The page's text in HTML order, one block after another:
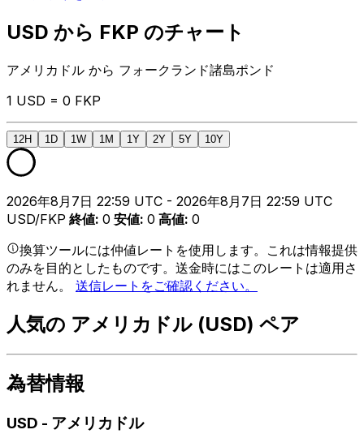
USD から FKP のチャート
アメリカドル から フォークランド諸島ポンド
1 USD = 0 FKP
12H 1D 1W 1M 1Y 2Y 5Y 10Y
2026年8月7日 22:59 UTC - 2026年8月7日 22:59 UTC
USD/FKP 終値: 0 安値: 0 高値: 0
換算ツールには仲値レートを使用します。これは情報提供
のみを目的としたものです。送金時にはこのレートは適用さ
れません。 送信レートをご確認ください。
人気の アメリカドル (USD) ペア
為替情報
USD - アメリカドル